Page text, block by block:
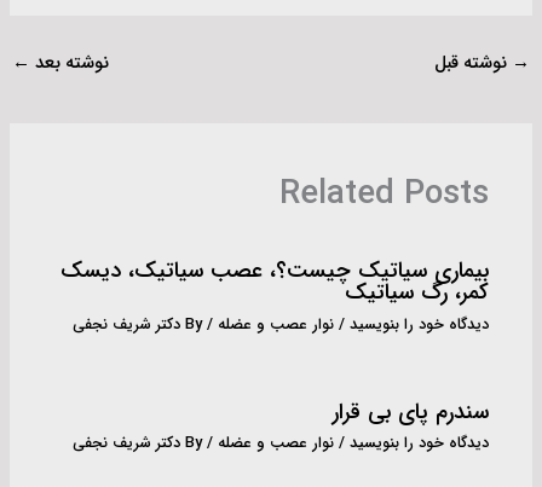
→ نوشته قبل نوشته بعد ←
Related Posts
بیماری سیاتیک چیست؟، عصب سیاتیک، دیسک
کمر، رگ سیاتیک
دیدگاه‌ خود را بنویسید /نوار عصب و عضله / By دکتر شریف نجفی
سندرم پای بی قرار
دیدگاه‌ خود را بنویسید /نوار عصب و عضله / By دکتر شریف نجفی